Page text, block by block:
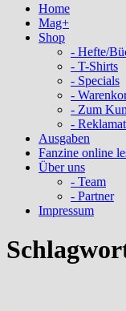
Home
Mag+
Shop
- Hefte/
- T-Shirts
- Specials
-
- Zum
-
Ausgaben
Fanzine online
Über uns
- Team
- Partner
Impressum